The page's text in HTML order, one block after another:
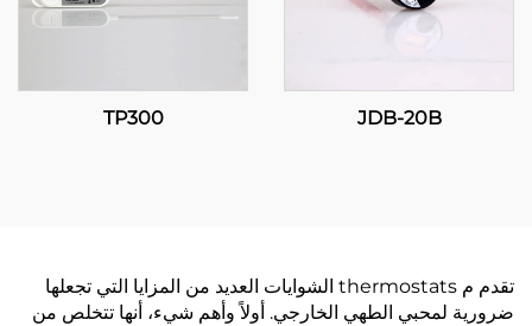
JDB-20B
TP300
تقدم م thermostats الشوايات العديد من المزايا التي تجعلها
ضرورية لمحبي الطهي الخارجي. أولاً وأهم شيء، أنها تتخلص من